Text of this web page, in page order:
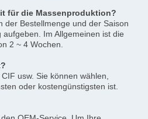
für die Massenproduktion?
der Bestellmenge und der Saison
Im Allgemeinen ist die
2 ~ 4 Wochen.
usw. Sie können wählen,
oder kostengünstigsten ist.